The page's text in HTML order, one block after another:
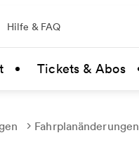
Hilfe & FAQ
Tickets & Abos
Fahrplanänderungen